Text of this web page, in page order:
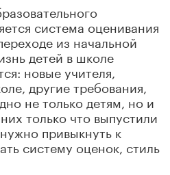
система оценивания
из начальной
детей в школе
новые учителя,
другие требования,
не только детям, но и
только что выпустили
привыкнуть к
систему оценок, стиль